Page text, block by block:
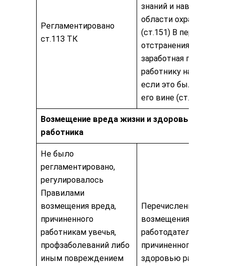
Регламентировано
ст.113 ТК
знаний и навыков в
области охраны
(ст.151) В период
отстранения от
заработная плата
работнику
если это было не по
его вине (ст.152).
Возмещение вреда жизни и здоровью
работника
Не было
регламентировано,
регулировалось
Правилами
возмещения вреда,
причиненного
работникам увечья,
профзаболеваний либо
иным повреждением
Перечислены виды
возмещения
работодателем
причиненного
здоровью работника